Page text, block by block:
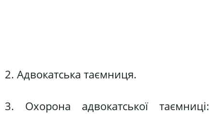
2. Адвокатська таємниця.
3. Охорона адвокатської таємниці: